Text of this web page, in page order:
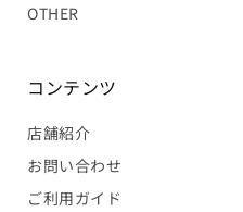
OTHER
コンテンツ
店舗紹介
お問い合わせ
ご利用ガイド